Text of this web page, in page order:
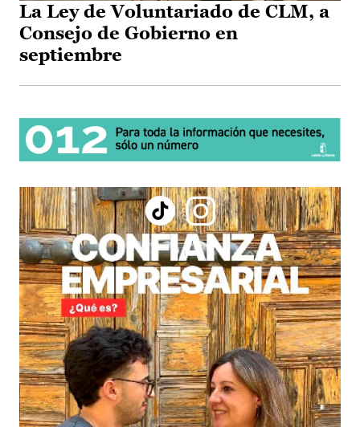
La Ley de Voluntariado de CLM, a
Consejo de Gobierno en
septiembre